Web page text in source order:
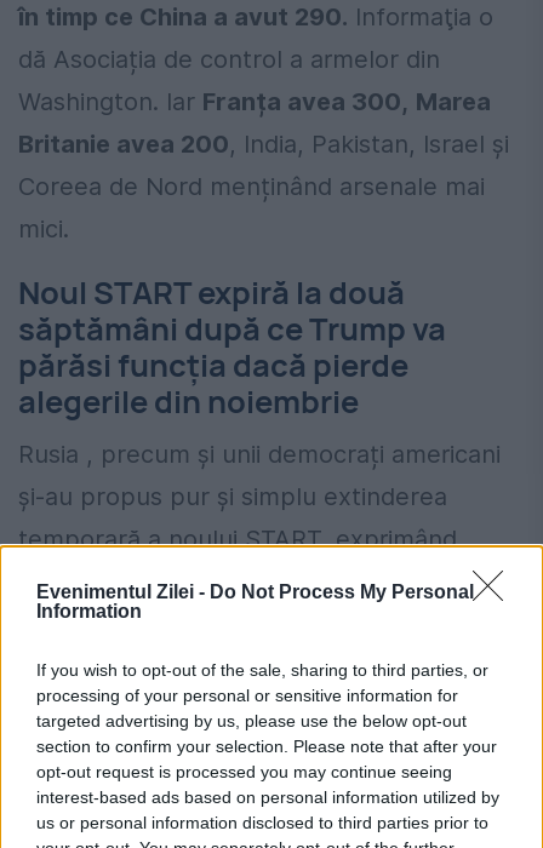
Evenimentul Zilei - Do Not Process My Personal
Information
If you wish to opt-out of the sale, sharing to third parties, or
processing of your personal or sensitive information for
targeted advertising by us, please use the below opt-out
section to confirm your selection. Please note that after your
opt-out request is processed you may continue seeing
interest-based ads based on personal information utilized by
us or personal information disclosed to third parties prior to
în timp ce China a avut 290. Informaţia o
dă Asociația de control a armelor din
Washington. Iar Franța avea 300, Marea
Britanie avea 200, India, Pakistan, Israel și
Coreea de Nord menținând arsenale mai
mici.
Noul START expiră la două
săptămâni după ce Trump va
părăsi funcția dacă pierde
alegerile din noiembrie
Rusia , precum și unii democrați americani
și-au propus pur și simplu extinderea
temporară a noului START, exprimând
scepticismul cu privire la sigilarea unui nou
tratat până în februarie.
Trump a căutat o relație mai caldă cu
președintele Vladimir Putin, dar nu uită să
afirme:„America în primul rând”în ceea ce
privește afacerile externe. De asemenea,